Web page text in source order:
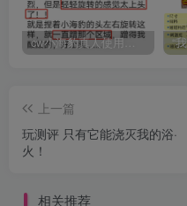
cw小海豹真人使用视频教学，小海豹到底咋用？
上一篇
玩测评 只有它能浇灭我的浴·
火！
相关推荐